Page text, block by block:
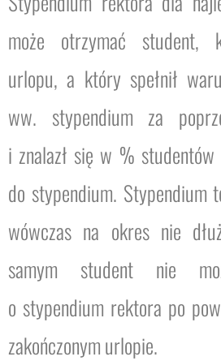
może otrzymać student,
urlopu, a który spełnił
ww. stypendium za
i znalazł się w %
do stypendium. Stypendium
wówczas na okres nie
samym student nie
o stypendium rektora po
zakończonym urlopie.